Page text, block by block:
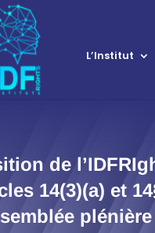
L’Institut
de
14(3)(a) et